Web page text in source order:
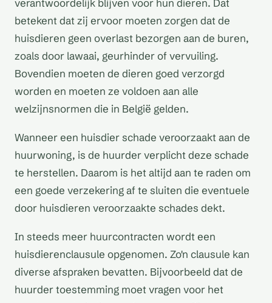
verantwoordelijk blijven voor hun dieren. Dat
betekent dat zij ervoor moeten zorgen dat de
huisdieren geen overlast bezorgen aan de buren,
zoals door lawaai, geurhinder of vervuiling.
Bovendien moeten de dieren goed verzorgd
worden en moeten ze voldoen aan alle
welzijnsnormen die in België gelden.
Wanneer een huisdier schade veroorzaakt aan de
huurwoning, is de huurder verplicht deze schade
te herstellen. Daarom is het altijd aan te raden om
een goede verzekering af te sluiten die eventuele
door huisdieren veroorzaakte schades dekt.
In steeds meer huurcontracten wordt een
huisdierenclausule opgenomen. Zo'n clausule kan
diverse afspraken bevatten. Bijvoorbeeld dat de
huurder toestemming moet vragen voor het